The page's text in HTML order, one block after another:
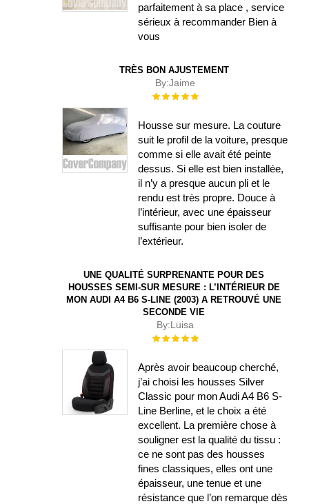
parfaitement à sa place , service
sérieux à recommander Bien à
vous
TRÈS BON AJUSTEMENT
By:Jaime
Évaluation :
Housse sur mesure. La couture
suit le profil de la voiture, presque
comme si elle avait été peinte
dessus. Si elle est bien installée,
il n’y a presque aucun pli et le
rendu est très propre. Douce à
l’intérieur, avec une épaisseur
suffisante pour bien isoler de
l’extérieur.
UNE QUALITÉ SURPRENANTE POUR DES
HOUSSES SEMI-SUR MESURE : L’INTÉRIEUR DE
MON AUDI A4 B6 S-LINE (2003) A RETROUVÉ UNE
SECONDE VIE
By:Luisa
Évaluation :
Après avoir beaucoup cherché,
j’ai choisi les housses Silver
Classic pour mon Audi A4 B6 S-
Line Berline, et le choix a été
excellent. La première chose à
souligner est la qualité du tissu :
ce ne sont pas des housses
fines classiques, elles ont une
épaisseur, une tenue et une
résistance que l’on remarque dès